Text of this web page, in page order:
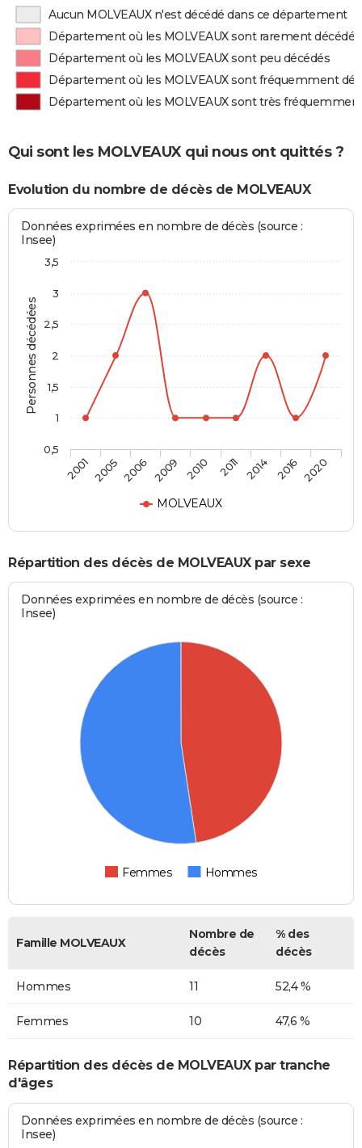
Aucun MOLVEAUX n'est décédé dans ce département
Département où les MOLVEAUX sont rarement décédés
Département où les MOLVEAUX sont peu décédés
Département où les MOLVEAUX sont fréquemment
Département où les MOLVEAUX sont très
Qui sont les MOLVEAUX qui nous ont quittés ?
Evolution du nombre de décès de MOLVEAUX
Personnes décédées
Données exprimées en nombre de décès (source :
Insee)
MOLVEAUX
2001 2005 2006 2009 2010 2011 2014 2016 2020
0,5
1
1,5
2
2,5
3
3,5
Répartition des décès de MOLVEAUX par sexe
Données exprimées en nombre de décès (source :
Insee)
Femmes Hommes
Famille MOLVEAUX
Nombre de
décès
% des
décès
Hommes 11 52,4 %
Femmes 10 47,6 %
Répartition des décès de MOLVEAUX par tranche
d'âges
Données exprimées en nombre de décès (source :
Insee)